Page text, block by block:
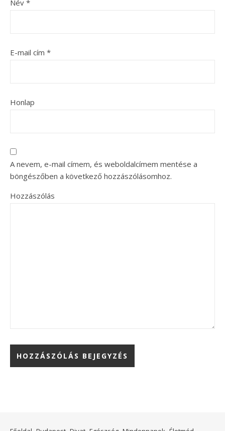
Név *
E-mail cím *
Honlap
A nevem, e-mail címem, és weboldalcímem mentése a
böngészőben a következő hozzászólásomhoz.
Hozzászólás